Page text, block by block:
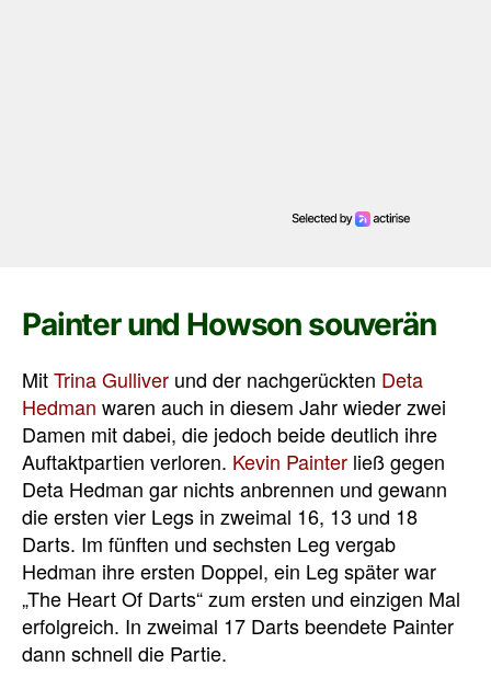
Painter und Howson souverän
MitTrina Gulliver und der nachgerückten Deta
Hedman waren auch in diesem Jahr wieder zwei
Damen mit dabei, die jedoch beide deutlich ihre
Auftaktpartien verloren. Kevin Painter ließ gegen
Deta Hedman gar nichts anbrennen und gewann
die ersten vier Legs in zweimal 16, 13 und 18
Darts. Im fünften und sechsten Leg vergab
Hedman ihre ersten Doppel, ein Leg später war
„The Heart Of Darts“ zum ersten und einzigen Mal
erfolgreich. In zweimal 17 Darts beendete Painter
dann schnell die Partie.